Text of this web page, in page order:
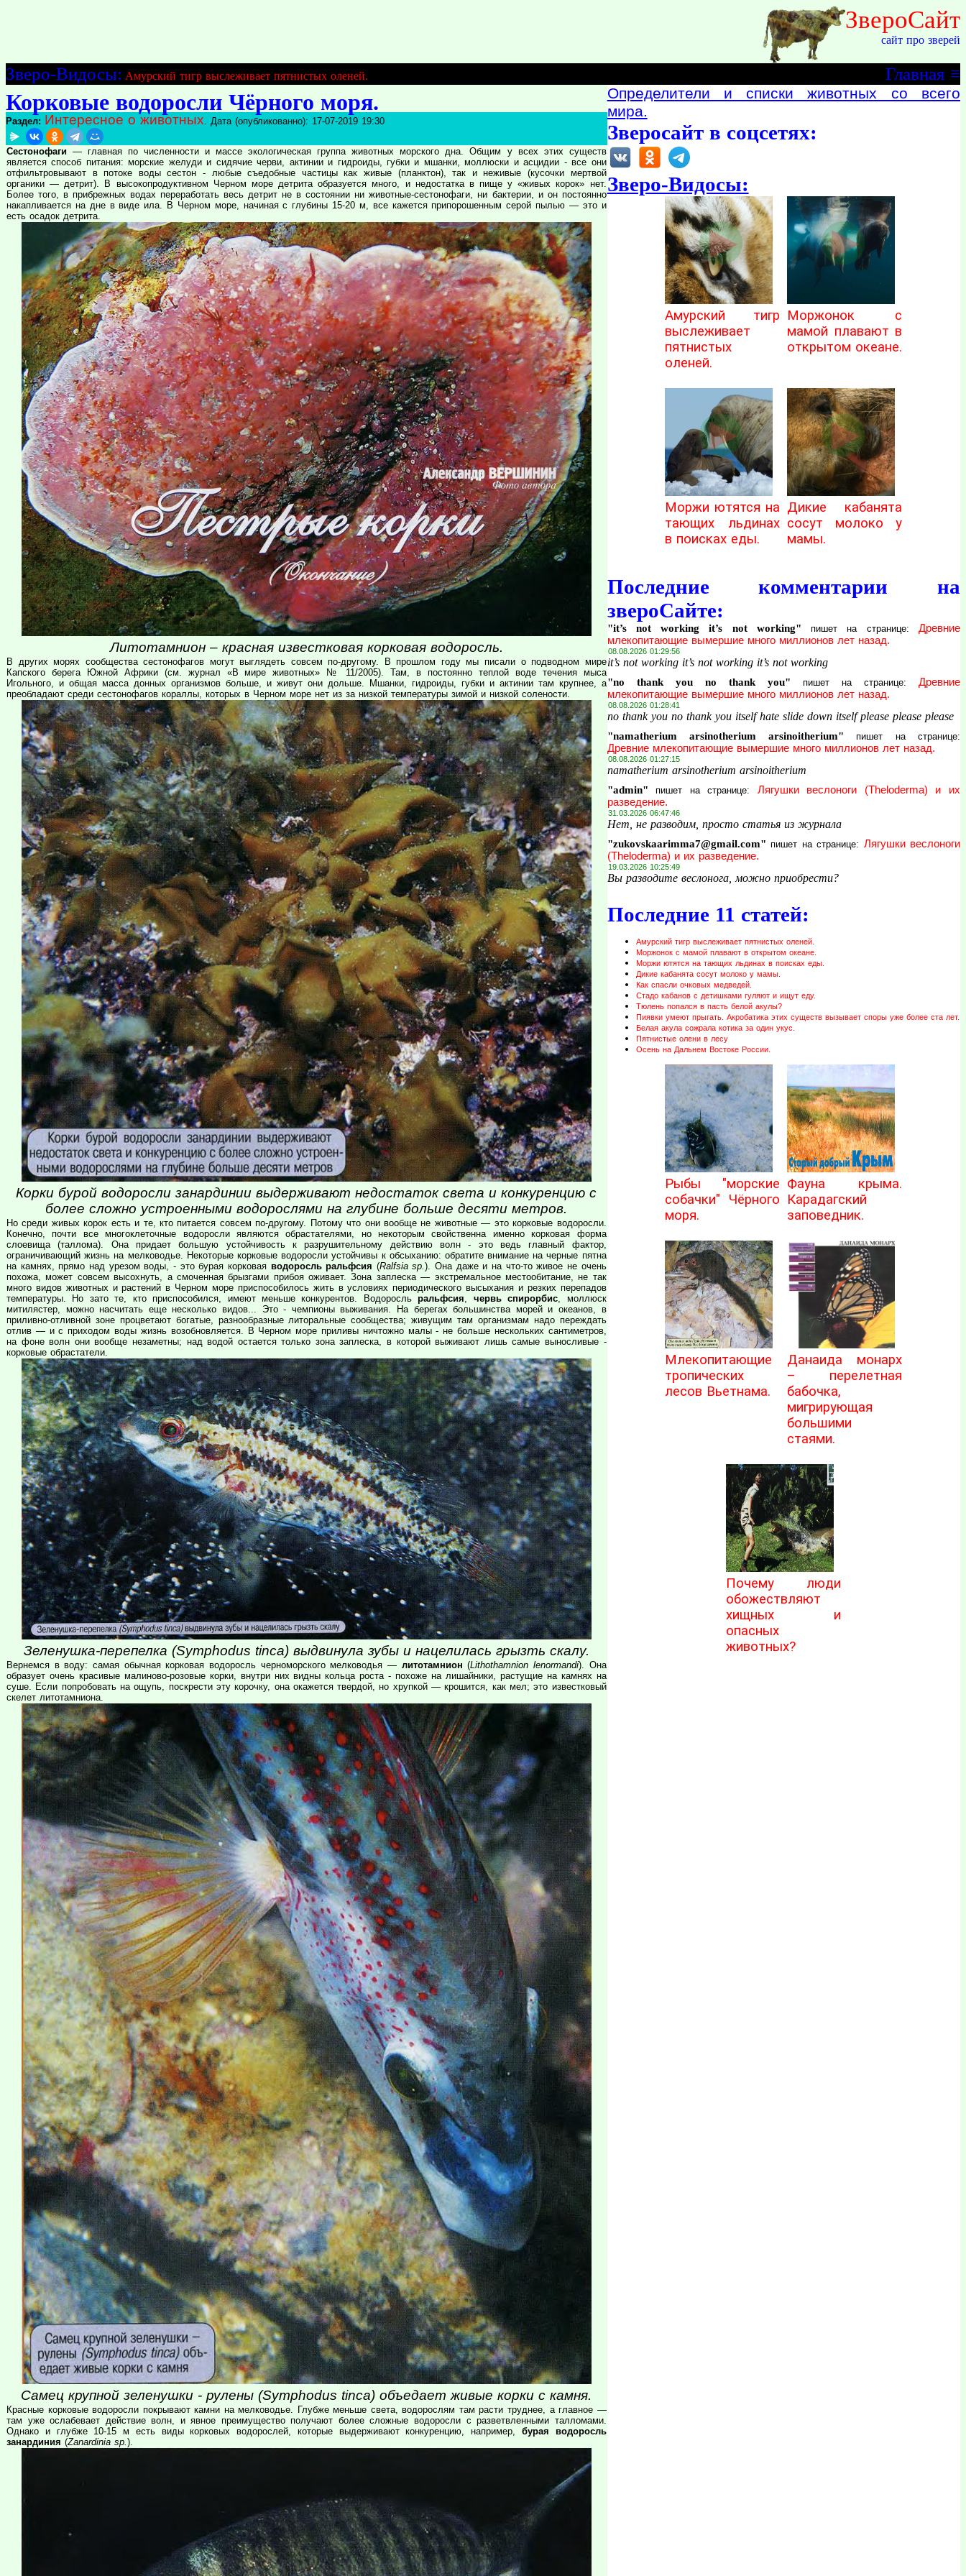
ЗвероСайт
сайт про зверей
≡
Главная
Зверо-Видосы: Амурский тигр выслеживает пятнистых оленей.
Корковые водоросли Чёрного моря.
Раздел: Интересное о животных. Дата (опубликованно): 17-07-2019 19:30
Сестонофаги — главная по численности и массе экологическая группа животных морского дна. Общим у всех этих существ
является способ питания: морские желуди и сидячие черви, актинии и гидроиды, губки и мшанки, моллюски и асцидии - все они
отфильтровывают в потоке воды сестон - любые съедобные частицы как живые (планктон), так и неживые (кусочки мертвой
органики — детрит). В высокопродуктивном Черном море детрита образуется много, и недостатка в пище у «живых корок» нет.
Более того, в прибрежных водах переработать весь детрит не в состоянии ни животные-сестонофаги, ни бактерии, и он постоянно
накапливается на дне в виде ила. В Черном море, начиная с глубины 15-20 м, все кажется припорошенным серой пылью — это и
есть осадок детрита.
Литотамнион – красная известковая корковая водоросль.
В других морях сообщества сестонофагов могут выглядеть совсем по-другому. В прошлом году мы писали о подводном мире
Капского берега Южной Африки (см. журнал «В мире животных» № 11/2005). Там, в постоянно теплой воде течения мыса
Игольного, и общая масса донных организмов больше, и живут они дольше. Мшанки, гидроиды, губки и актинии там крупнее, а
преобладают среди сестонофагов кораллы, которых в Черном море нет из за низкой температуры зимой и низкой солености.
Корки бурой водоросли занардинии выдерживают недостаток света и конкуренцию с
более сложно устроенными водорослями на глубине больше десяти метров.
Но среди живых корок есть и те, кто питается совсем по-другому. Потому что они вообще не животные — это корковые водоросли.
Конечно, почти все многоклеточные водоросли являются обрастателями, но некоторым свойственна именно корковая форма
слоевища (таллома). Она придает большую устойчивость к разрушительному действию волн - это ведь главный фактор,
ограничивающий жизнь на мелководье. Некоторые корковые водоросли устойчивы к обсыханию: обратите внимание на черные пятна
на камнях, прямо над урезом воды, - это бурая корковая водоросль ральфсия (Ralfsia sp.). Она даже и на что-то живое не очень
похожа, может совсем высохнуть, а смоченная брызгами прибоя оживает. Зона заплеска — экстремальное местообитание, не так
много видов животных и растений в Черном море приспособилось жить в условиях периодического высыхания и резких перепадов
температуры. Но зато те, кто приспособился, имеют меньше конкурентов. Водоросльральфсия, червь спирорбис, моллюск
митилястер, можно насчитать еще несколько видов... Это - чемпионы выживания. На берегах большинства морей и океанов, в
приливно-отливной зоне процветают богатые, разнообразные литоральные сообщества; живущим там организмам надо переждать
отлив — и с приходом воды жизнь возобновляется. В Черном море приливы ничтожно малы - не больше нескольких сантиметров,
на фоне волн они вообще незаметны; над водой остается только зона заплеска, в которой выживают лишь самые выносливые -
корковые обрастатели.
Зеленушка-перепелка (Symphodus tinca) выдвинула зубы и нацелилась грызть скалу.
Вернемся в воду: самая обычная корковая водоросль черноморского мелководья — литотамнион (Lithothamnion lenormandi). Она
образует очень красивые малиново-розовые корки, внутри них видны кольца роста - похоже на лишайники, растущие на камнях на
суше. Если попробовать на ощупь, поскрести эту корочку, она окажется твердой, но хрупкой — крошится, как мел; это известковый
скелет литотамниона.
Самец крупной зеленушки - рулены (Symphodus tinсa) объедает живые корки с камня.
Красные корковые водоросли покрывают камни на мелководье. Глубже меньше света, водорослям там расти труднее, а главное —
там уже ослабевает действие волн, и явное преимущество получают более сложные водоросли с разветвленными талломами.
Однако и глубже 10-15 м есть виды корковых водорослей, которые выдерживают конкуренцию, например, бурая водоросль
занардиния (Zanardinia sp. ).
Определители и списки животных со всего
мира.
Зверосайт в соцсетях:
Зверо-Видосы:
Амурский тигр
выслеживает
пятнистых
оленей.
Моржонок с
мамой плавают в
открытом океане.
Моржи ютятся на
тающих льдинах
в поисках еды.
Дикие кабанята
сосут молоко у
мамы.
Последние комментарии на
звероСайте:
"it’s not working it’s not working" пишет на странице:Древние
млекопитающие вымершие много миллионов лет назад.
08.08.2026 01:29:56
it’s not working it’s not working it’s not working
"no thank you no thank you" пишет на странице:Древние
млекопитающие вымершие много миллионов лет назад.
08.08.2026 01:28:41
no thank you no thank you itself hate slide down itself please please please
"namatherium arsinotherium arsinoitherium" пишет на странице:
Древние млекопитающие вымершие много миллионов лет назад.
08.08.2026 01:27:15
namatherium arsinotherium arsinoitherium
"admin" пишет на странице: Лягушки веслоноги (Theloderma) и их
разведение.
31.03.2026 06:47:46
Нет, не разводим, просто статья из журнала
"zukovskaarimma7@gmail.com" пишет на странице: Лягушки веслоноги
(Theloderma) и их разведение.
19.03.2026 10:25:49
Вы разводите веслонога, можно приобрести?
Последние 11 статей:
Амурский тигр выслеживает пятнистых оленей.
Моржонок с мамой плавают в открытом океане.
Моржи ютятся на тающих льдинах в поисках еды.
Дикие кабанята сосут молоко у мамы.
Как спасли очковых медведей.
Стадо кабанов с детишками гуляют и ищут еду.
Тюлень попался в пасть белой акулы?
Пиявки умеют прыгать. Акробатика этих существ вызывает споры уже более ста лет.
Белая акула сожрала котика за один укус.
Пятнистые олени в лесу
Осень на Дальнем Востоке России.
Рыбы "морские
собачки" Чёрного
моря.
Фауна крыма.
Карадагский
заповедник.
Млекопитающие
тропических
лесов Вьетнама.
Данаида монарх
– перелетная
бабочка,
мигрирующая
большими
стаями.
Почему люди
обожествляют
хищных и
опасных
животных?